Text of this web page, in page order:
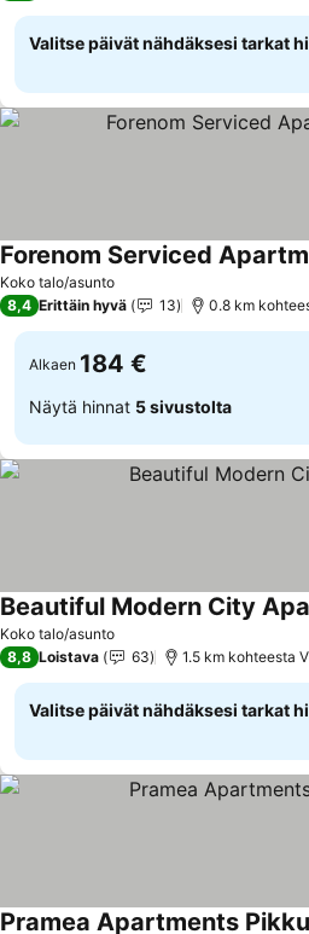
Valitse päivät nähdäksesi tarkat
Koko talo/asunto
Forenom Serviced
8,4 Erittäin hyvä 13 0.8 km
Alkaen 184 €
Näytä hinnat 5 sivustolta
Koko talo/asunto
Beautiful Modern City
8,8 Loistava 63 1.5 km kohteesta
Valitse päivät nähdäksesi tarkat
Pramea Apartments